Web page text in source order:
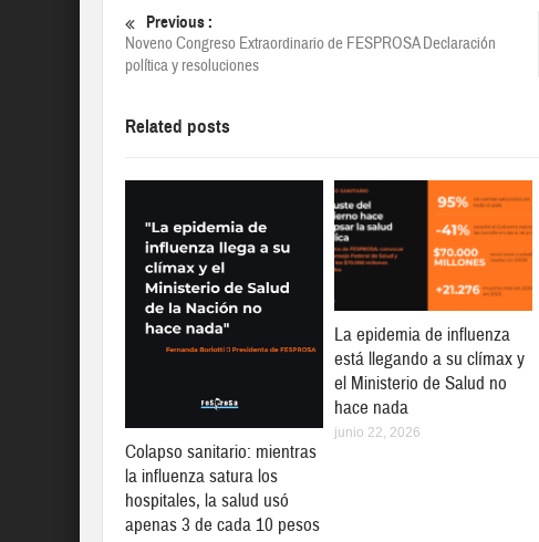
Previous :
Noveno Congreso Extraordinario de FESPROSA Declaración
política y resoluciones
Related posts
Colapso sanitario: mientras
la influenza satura los
hospitales, la salud usó
apenas 3 de cada 10 pesos
La epidemia de influenza
está llegando a su clímax y
el Ministerio de Salud no
hace nada
junio 22, 2026